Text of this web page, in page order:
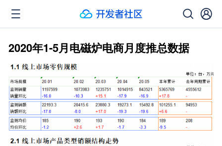
2020年1-5月电磁炉电商月度推总数据